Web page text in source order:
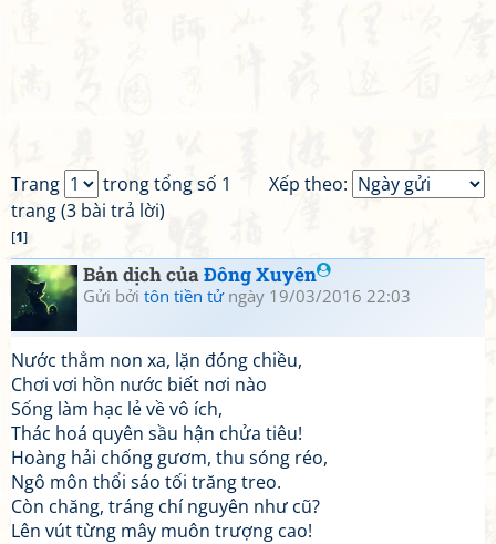
Xếp theo:
Trang
trong tổng số 1
trang (3 bài trả lời)
[1]
Bản dịch củaĐông Xuyên
Gửi bởi tôn tiền tửngày 19/03/2016 22:03
Nước thẳm non xa, lặn đóng chiều,
Chơi vơi hồn nước biết nơi nào
Sống làm hạc lẻ về vô ích,
Thác hoá quyên sầu hận chửa tiêu!
Hoàng hải chống gươm, thu sóng réo,
Ngô môn thổi sáo tối trăng treo.
Còn chăng, tráng chí nguyên như cũ?
Lên vút từng mây muôn trượng cao!